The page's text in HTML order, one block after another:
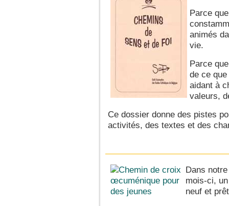
Parce
animés
vie.
Parce
de ce
aidant à
valeurs,
Ce dossier donne des pistes
activités, des textes et des
Dans
mois-ci,
neuf et